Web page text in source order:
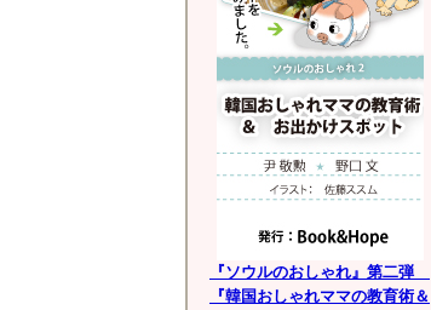
『ソウルのおしゃれ』第二弾
『韓国おしゃれママの教育術＆